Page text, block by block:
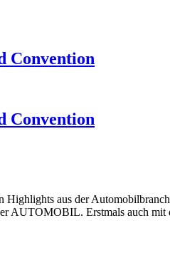
Convention
Convention
aus der
AUTOMOBIL. Erstmals auch